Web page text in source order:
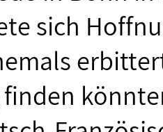
sich